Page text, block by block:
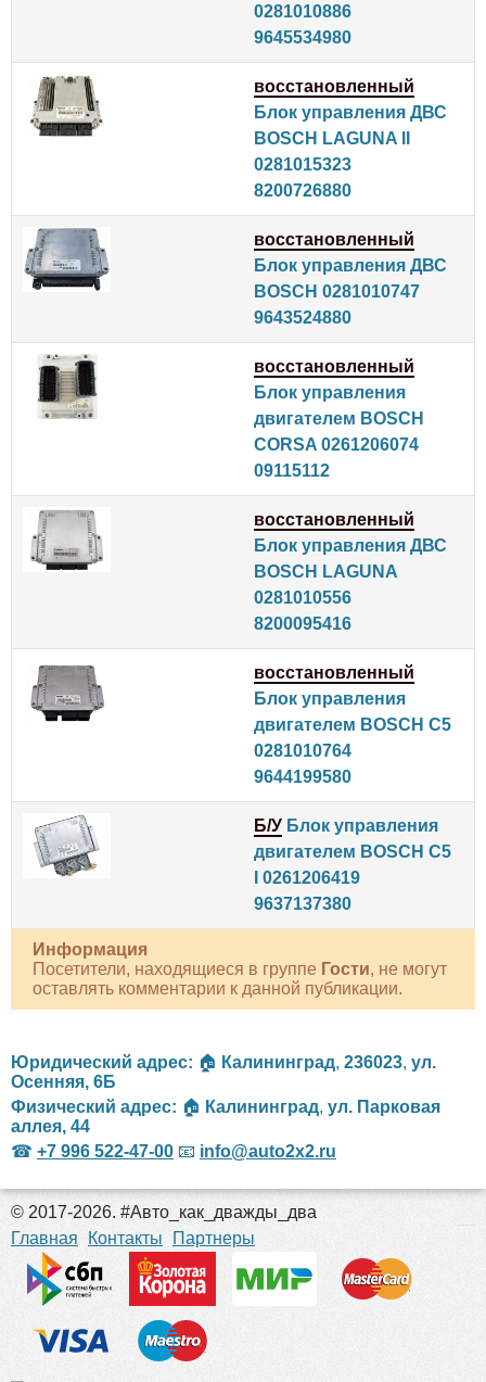
0281010886
9645534980
восстановленный
Блок управления ДВС
BOSCH LAGUNA II
0281015323
8200726880
восстановленный
Блок управления ДВС
BOSCH 0281010747
9643524880
восстановленный
Блок управления
двигателем BOSCH
CORSA 0261206074
09115112
восстановленный
Блок управления ДВС
BOSCH LAGUNA
0281010556
8200095416
восстановленный
Блок управления
двигателем BOSCH C5
0281010764
9644199580
Б/У Блок управления
двигателем BOSCH C5
I 0261206419
9637137380
Информация
Посетители, находящиеся в группе Гости, не могут
оставлять комментарии к данной публикации.
Юридический адрес: 🏠 Калининград, 236023, ул.
Осенняя, 6Б
Физический адрес: 🏠 Калининград, ул. Парковая
аллея, 44
☎ +7 996 522-47-00 📧 info@auto2x2.ru
© 2017-2026. #Авто_как_дважды_два
Главная
Контакты Партнеры